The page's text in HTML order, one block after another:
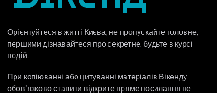
Орієнтуйтеся в житті Києва, не пропускайте головне,
першими дізнавайтеся про секретне, будьте в курсі
подій.
При копіюванні або цитуванні матеріалів Вікенду
обовʼязково ставити відкрите пряме посилання не